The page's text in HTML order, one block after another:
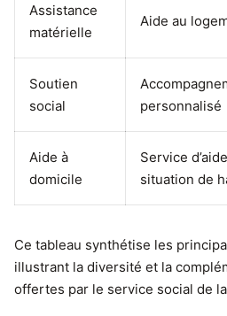
Assistance
matérielle
Aide au
Soutien
social
personnalisé
Aide à
domicile
Service
situation de
Ce tableau synthétise les
illustrant la diversité et la
offertes par le service social de la